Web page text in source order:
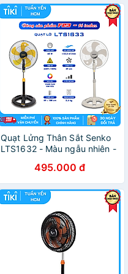
Quạt Lửng Thân Sắt Senko
LTS1632 - Màu ngẫu nhiên -
495.000 đ